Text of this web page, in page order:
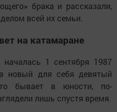
брака и рассказали,
всей их семьи.
на катамаране
1 сентября 1987
новый для себя девятый
бывает в юности, по-
лишь спустя время.